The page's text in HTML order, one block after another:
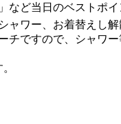
など当日のベストポ
ャワー、お着替えし解
ですので、シャワ